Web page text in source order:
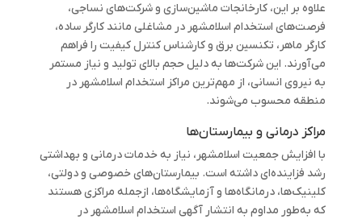
علاوه بر این، کارخانجات ماشین‌سازی و شرکت‌های نساجی،
فرصت‌های استخدام اسلامشهر در مشاغلی مانند کارگر ساده،
کارگر ماهر، تکنسین برق و کارشناس کنترل کیفیت را فراهم
می‌آورند. این شرکت‌ها به دلیل حجم بالای تولید و نیاز مستمر
به نیروی انسانی، از مهم‌ترین مراکز استخدام اسلامشهر در
منطقه محسوب می‌شوند.
مراکز درمانی و بیمارستان‌ها
با افزایش جمعیت اسلامشهر، نیاز به خدمات درمانی و بهداشتی
رشد فزاینده‌ای داشته است. بیمارستان‌های خصوصی و دولتی،
کلینیک‌ها، درمانگاه‌ها و آزمایشگاه‌ها، ازجمله مراکزی هستند
که به‌طور مداوم به انتشار آگهی استخدام اسلامشهر در